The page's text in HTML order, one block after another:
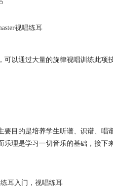
视唱练耳
以通过大量的旋律视唱训练此
目的是培养学生听谱、识谱、
理是学习一切音乐的基础，接
耳入门 ， 视唱练耳